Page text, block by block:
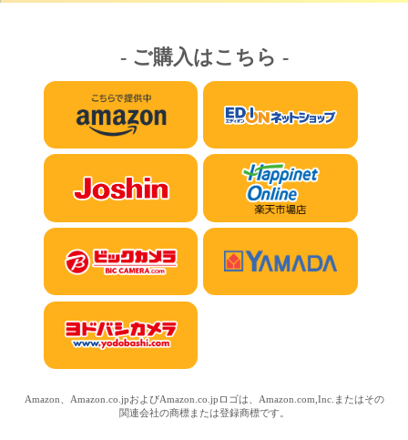
- ご購入はこちら -
Amazon、Amazon.co.jpおよびAmazon.co.jpロゴは、Amazon.com,Inc.またはその
関連会社の商標または登録商標です。